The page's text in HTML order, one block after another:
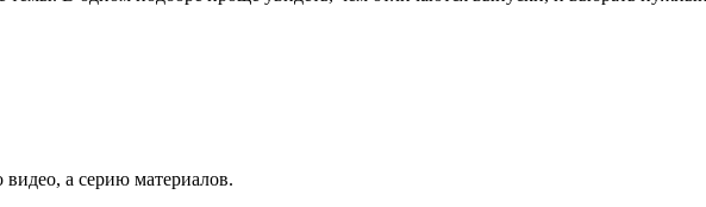
видео, а серию материалов.